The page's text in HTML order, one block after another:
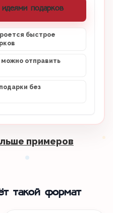
подарков
быстрое
отправить
без
примеров
такой формат